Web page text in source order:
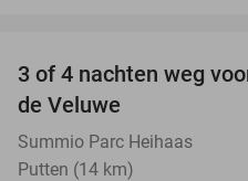
3 of 4 nachten weg
de Veluwe
Summio Parc Heihaas
Putten (14 km)